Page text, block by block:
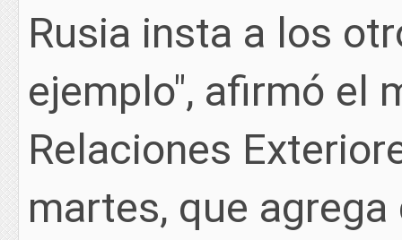
Rusia insta a los
ejemplo", afirmó el
Relaciones
martes, que